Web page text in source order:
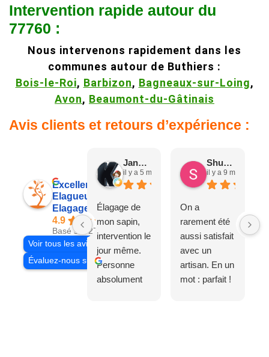
Intervention rapide autour du
77760 :
Nous intervenons rapidement dans les
communes autour de Buthiers :
Bois-le-Roi, Barbizon, Bagneaux-sur-Loing,
Avon, Beaumont-du-Gâtinais
Avis clients et retours d’expérience :
Excellent
Elagueur 77
Elagage Villiers
4.9
Basé sur 27 avis
Voir tous les avis
Évaluez-nous sur
Jane D.
il y a 5 mois
Élagage de
mon sapin,
intervention le
jour même.
Personne
absolument
Shuang & Jean K.
il y a 9 mois
On a
rarement été
aussi satisfait
avec un
artisan. En un
mot : parfait !